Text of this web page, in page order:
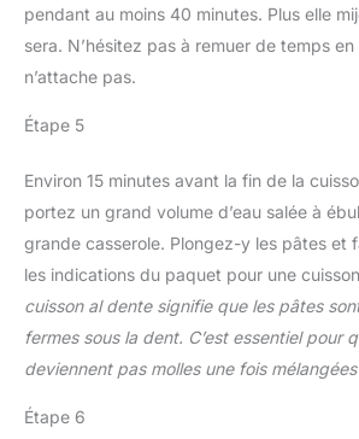
pendant au moins 40 minutes. Plus elle
sera. N’hésitez pas à remuer de temps
n’attache pas.
Étape 5
Environ 15 minutes avant la fin de la
portez un grand volume d’eau salée à
grande casserole. Plongez-y les pâtes et
les indications du paquet pour une cuisson
cuisson al dente signifie que les pâtes
fermes sous la dent. C’est essentiel pour
deviennent pas molles une fois
Étape 6